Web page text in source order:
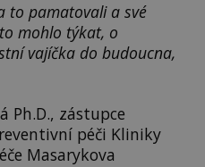
to pamatovali a své
mohlo týkat, o
vajíčka do budoucna,
Ph.D., zástupce
péči Kliniky
Masarykova